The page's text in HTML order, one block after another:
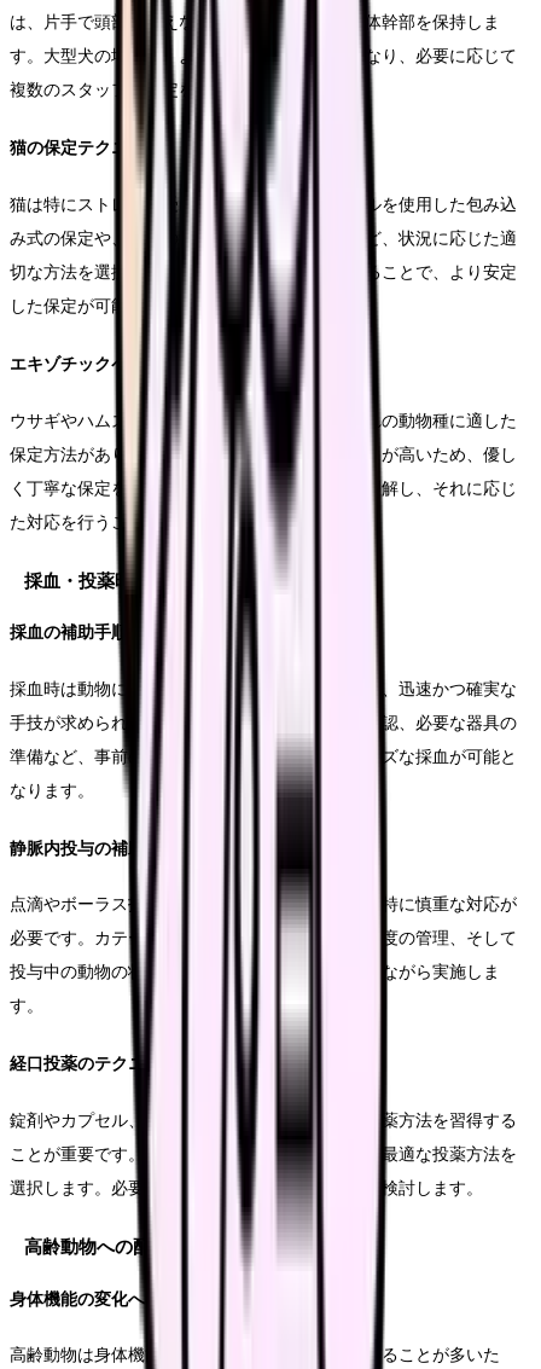
は、片手で頭部を支えながら、もう片方の手で体幹部を保持しま
す。大型犬の場合は、より慎重な対応が必要となり、必要に応じて
複数のスタッフで保定を行います。
猫の保定テクニック
猫は特にストレスを受けやすい動物です。タオルを使用した包み込
み式の保定や、専用のキャットバッグの使用など、状況に応じた適
切な方法を選択します。首周りを優しく押さえることで、より安定
した保定が可能となります。
エキゾチックペットの取り扱い
ウサギやハムスター、フェレットなど、それぞれの動物種に適した
保定方法があります。特に小動物は骨折のリスクが高いため、優し
く丁寧な保定を心がけます。種に特有の習性を理解し、それに応じ
た対応を行うことが重要です。
採血・投薬時の具体的手順
採血の補助手順
採血時は動物にとって大きなストレスとなるため、迅速かつ確実な
手技が求められます。保定位置の選定、血管の確認、必要な器具の
準備など、事前の段取りを整えることで、スムーズな採血が可能と
なります。
静脈内投与の補助
点滴やボーラス投与など、静脈内投与の補助では特に慎重な対応が
必要です。カテーテルの固定方法、薬液の注入速度の管理、そして
投与中の動物の状態観察など、細心の注意を払いながら実施しま
す。
経口投薬のテクニック
錠剤やカプセル、シロップなど、剤形に応じた投薬方法を習得する
ことが重要です。動物の性格や状態に合わせて、最適な投薬方法を
選択します。必要に応じて、投薬補助具の使用も検討します。
高齢動物への配慮事項
身体機能の変化への対応
高齢動物は身体機能の低下や慢性疾患を抱えていることが多いた